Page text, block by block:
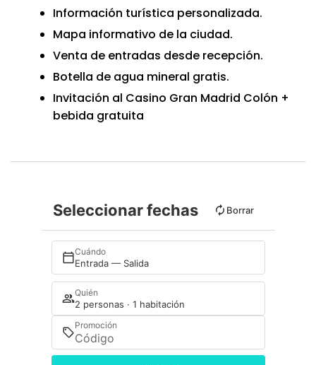
Información turística personalizada.
Mapa informativo de la ciudad.
Venta de entradas desde recepción.
Botella de agua mineral gratis.
Invitación al Casino Gran Madrid Colón +
bebida gratuita
Seleccionar fechas Borrar
Cuándo
Entrada — Salida
Quién
2 personas · 1 habitación
Promoción